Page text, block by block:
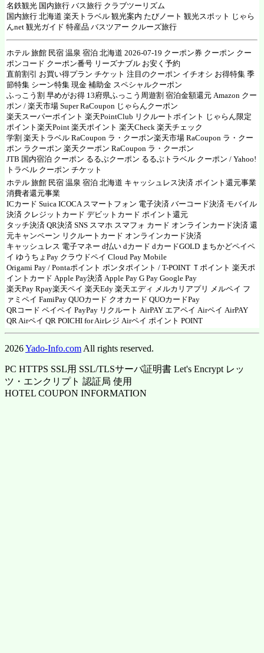
名鉄観光 国内旅行 バス旅行 クラブツーリズム
国内旅行 北海道 楽天トラベル 観光案内 たびノート 観光スポット じゃら
んnet 観光ガイド 特産品 バスツアー クルーズ旅行
ホテル 旅館 民宿 温泉 宿泊 北海道 2026-07-19 クーポン券 クーポン クー
ポンコード クーポン番号 リーズナブル お安く予約
直前割引 お買い得プラン チケット 注目のクーポン イチオシ お得特集 季
節特集 シーン特集 現金 補助金 スペシャルクーポン
ふっこう割 早めがお得 13府県ふっこう周遊割 宿泊金額還元 Amazon クー
ポン / 楽天市場 Super RaCoupon じゃらんクーポン
楽天スーパーポイント 楽天PointClub リクルートポイント じゃらん限定
ポイント楽天Point 楽天ポイント 楽天Check 楽天チェック
学割 楽天トラベル RaCoupon ラ・クーポン楽天市場 RaCoupon ラ・クー
ポン ラクーポン 楽天クーポン RaCoupon ラ・クーポン
JTB 国内宿泊 クーポン るるぶクーポン るるぶトラベル クーポン / Yahoo!
トラベル クーポン チケット
ホテル 旅館 民宿 温泉 宿泊 北海道 キャッシュレス決済 ポイント還元事業
消費者還元事業
ICカード Suica ICOCA スマートフォン 電子決済 バーコード決済 モバイル
決済 クレジットカード デビットカード ポイント還元
タッチ決済 QR決済 SNS スマホ スマフォ カード オンラインカード決済 還
元キャンペーン リクルートカード オンラインカード決済
キャッシュレス 電子マネー d払い dカード dカードGOLD まちかどペイペ
イ ゆうちょPay クラウドペイ Cloud Pay Mobile
Origami Pay / Pontaポイント ポンタポイント / T-POINT Ｔポイント 楽天ポ
イントカード Apple Pay決済 Apple Pay G Pay Google Pay
楽天Pay Rpay楽天ペイ 楽天Edy 楽天エディ メルカリアプリ メルペイ フ
ァミペイ FamiPay QUOカード クオカード QUOカードPay
QRコード ペイペイ PayPay リクルート AirPAY エアペイ Airペイ AirPAY
QRAirペイ QR POICHI for Airレジ Airペイ ポイント POINT
2026Yado-Info.com All rights reserved.
PC HTTPS SSL用 SSL/TLSサーバ証明書 Let's Encrypt レッ
ツ・エンクリプト 認証局 使用
HOTEL COUPON INFORMATION